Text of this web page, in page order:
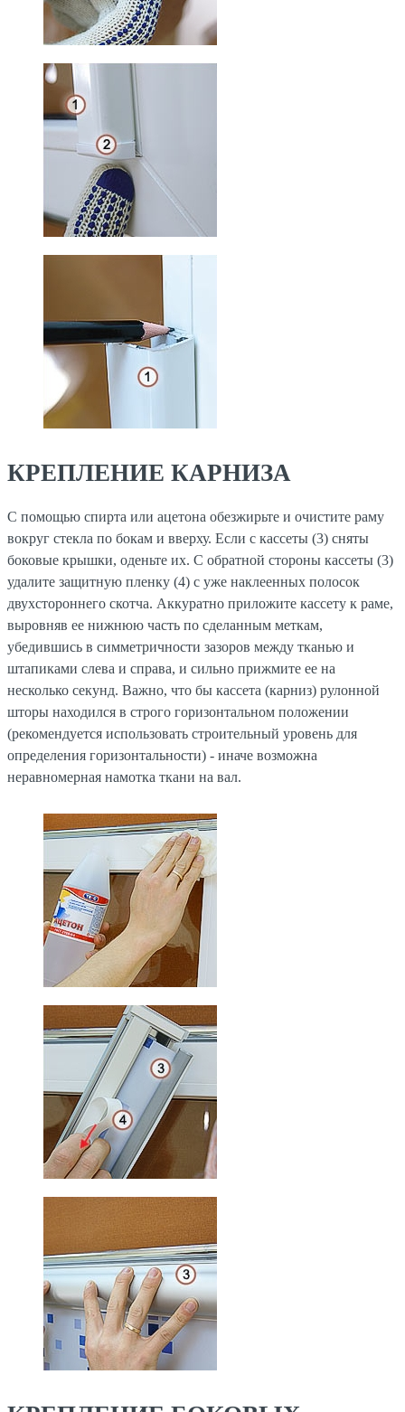
КРЕПЛЕНИЕ КАРНИЗА
С помощью спирта или ацетона обезжирьте и очистите раму
вокруг стекла по бокам и вверху. Если с кассеты (3) сняты
боковые крышки, оденьте их. С обратной стороны кассеты (3)
удалите защитную пленку (4) с уже наклеенных полосок
двухстороннего скотча. Аккуратно приложите кассету к раме,
выровняв ее нижнюю часть по сделанным меткам,
убедившись в симметричности зазоров между тканью и
штапиками слева и справа, и сильно прижмите ее на
несколько секунд. Важно, что бы кассета (карниз) рулонной
шторы находился в строго горизонтальном положении
(рекомендуется использовать строительный уровень для
определения горизонтальности) - иначе возможна
неравномерная намотка ткани на вал.